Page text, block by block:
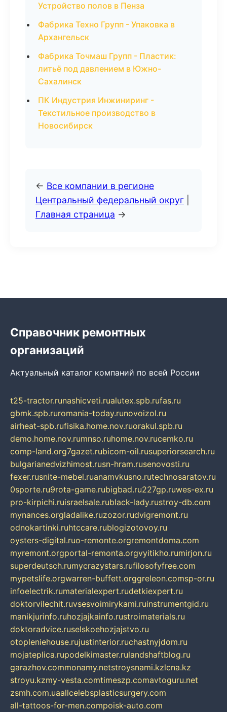
Устройство полов в Пенза
Фабрика Техно Групп - Упаковка в
Архангельск
Фабрика Точмаш Групп - Пластик:
литьё под давлением в Южно-
Сахалинск
ПК Индустрия Инжиниринг -
Текстильное производство в
Новосибирск
← Все компании в регионе
Центральный федеральный округ
Главная страница →
Справочник ремонтных
организаций
Актуальный каталог компаний по всей России
t25-tractor.runashicveti.rualutex.spb.rufas.ru
gbmk.spb.ruromania-today.runovoizol.ru
airheat-spb.rufisika.home.nov.ruorakul.spb.ru
demo.home.nov.rumnso.ruhome.nov.rucemko.ru
comp-land.org7gazet.rubicom-oil.rusuperiorsearch.ru
bulgarianedvizhimost.rusn-hram.rusenovosti.ru
fexer.rusnite-mebel.ruanamvkusno.rutechnosaratov.ru
0sporte.ru9rota-game.rubigbad.ru227gp.ruwes-ex.ru
pro-kirpichi.ruisraelsale.rublack-lady.rustroy-db.com
mynances.orgladalike.ruzozor.rudvigremont.ru
odnokartinki.ruhtccare.rublogizotovoy.ru
oysters-digital.ruo-remonte.orgremontdoma.com
myremont.orgportal-remonta.orgvyitikho.rumirjon.ru
superdeutsch.rumycrazystars.rufilosofyfree.com
mypetslife.orgwarren-buffett.orggreleon.comsp-or.ru
infoelectrik.rumaterialexpert.rudetkiexpert.ru
doktorvilechit.ruvsesvoimirykami.ruinstrumentgid.ru
manikjurinfo.ruhozjajkainfo.rustroimaterials.ru
doktoradvice.ruselskoehozjajstvo.ru
otopleniehouse.rujustinterior.ruchastnyjdom.ru
mojateplica.rupodelkimaster.rulandshaftblog.ru
garazhov.commonamy.netstroysnami.kzlcna.kz
stroyu.kzmy-vesta.comtimeszp.comavtoguru.net
zsmh.com.uaallcelebsplasticsurgery.com
all-tattoos-for-men.compoisk-auto.com